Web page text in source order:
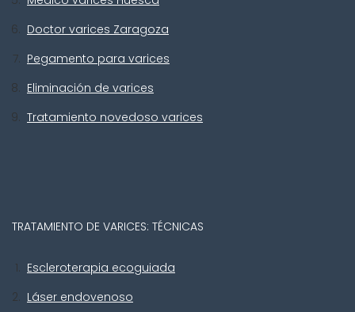
Doctor varices Zaragoza
Pegamento para varices
Eliminación de varices
Tratamiento novedoso varices
TRATAMIENTO DE VARICES: TÉCNICAS
Escleroterapia ecoguiada
Láser endovenoso